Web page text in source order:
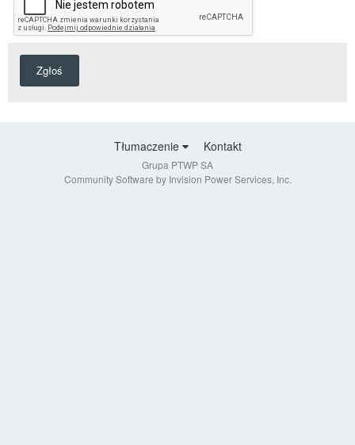
Zgłoś
Tłumaczenie Kontakt
Grupa PTWP SA
Community Software by Invision Power Services, Inc.